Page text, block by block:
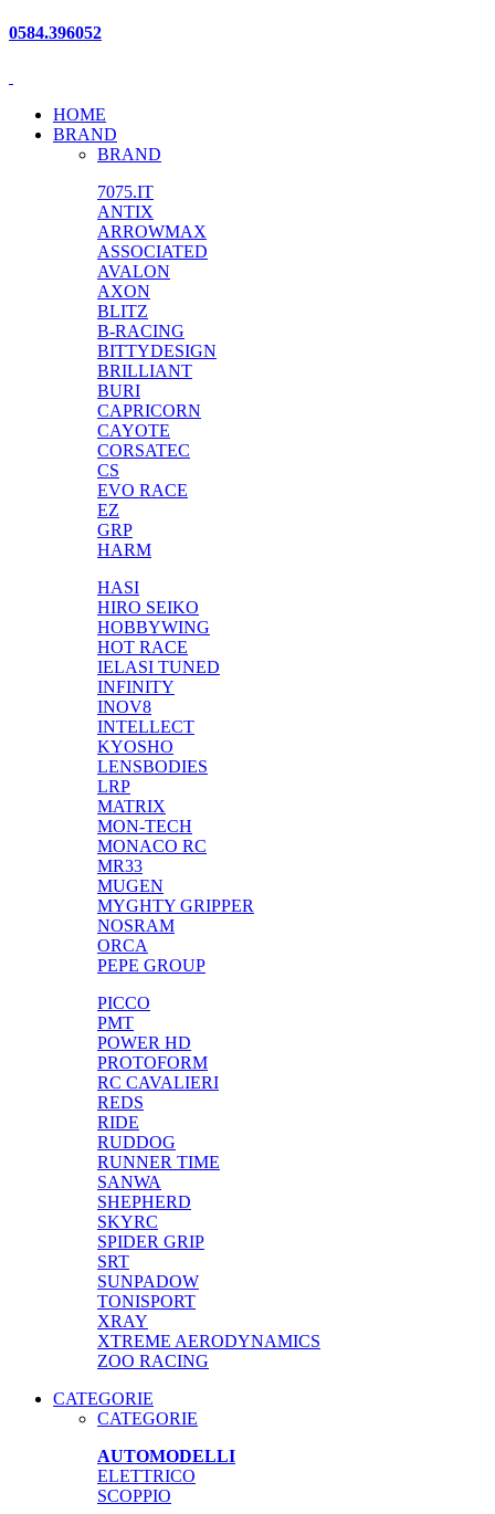
0584.396052
HOME
BRAND
BRAND
7075.IT
ANTIX
ARROWMAX
ASSOCIATED
AVALON
AXON
BLITZ
B-RACING
BITTYDESIGN
BRILLIANT
BURI
CAPRICORN
CAYOTE
CORSATEC
CS
EVO RACE
EZ
GRP
HARM
HASI
HIRO SEIKO
HOBBYWING
HOT RACE
IELASI TUNED
INFINITY
INOV8
INTELLECT
KYOSHO
LENSBODIES
LRP
MATRIX
MON-TECH
MONACO RC
MR33
MUGEN
MYGHTY GRIPPER
NOSRAM
ORCA
PEPE GROUP
PICCO
PMT
POWER HD
PROTOFORM
RC CAVALIERI
REDS
RIDE
RUDDOG
RUNNER TIME
SANWA
SHEPHERD
SKYRC
SPIDER GRIP
SRT
SUNPADOW
TONISPORT
XRAY
XTREME AERODYNAMICS
ZOO RACING
CATEGORIE
CATEGORIE
AUTOMODELLI
ELETTRICO
SCOPPIO